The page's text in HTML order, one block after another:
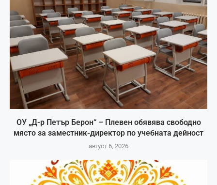
ОУ „Д-р Петър Берон“ – Плевен обявява свободно
място за заместник-директор по учебната дейност
август 6, 2026